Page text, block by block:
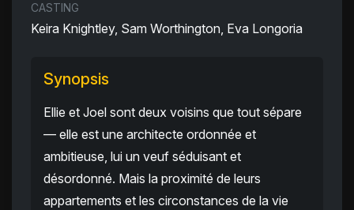
CASTING
Keira Knightley, Sam Worthington, Eva Longoria
Synopsis
Ellie et Joel sont deux voisins que tout sépare
— elle est une architecte ordonnée et
ambitieuse, lui un veuf séduisant et
désordonné. Mais la proximité de leurs
appartements et les circonstances de la vie